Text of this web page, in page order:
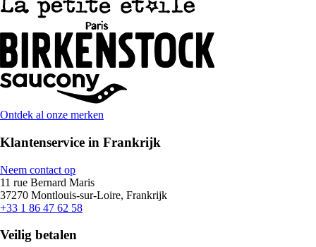
Ontdek al onze merken
Klantenservice in Frankrijk
Neem contact op
11 rue Bernard Maris
37270 Montlouis-sur-Loire, Frankrijk
+33 1 86 47 62 58
Veilig betalen